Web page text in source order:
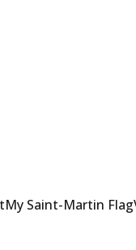
My Saint-Martin Flag